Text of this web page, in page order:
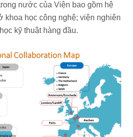
nước của Viện bao gồm hệ
khoa học công nghệ; viện nghiên
kỹ thuật hàng đầu.